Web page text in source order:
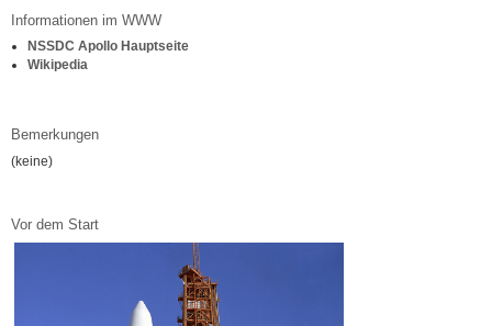
Informationen im WWW
NSSDC Apollo Hauptseite
Wikipedia
Bemerkungen
(keine)
Vor dem Start